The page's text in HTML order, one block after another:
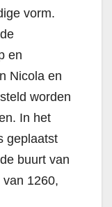
vorm.
en
Nicola en
worden
In het
geplaatst
buurt van
1260,